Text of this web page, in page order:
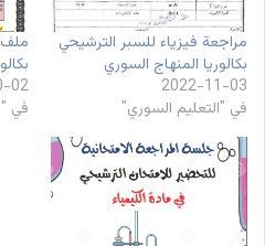
مراجعة فيزياء للسبر الترشيحي
بكالوريا المنهاج السوري
2022-11-03
في "التعليم السوري"
ملف
02
في